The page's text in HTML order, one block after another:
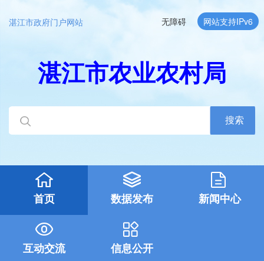
湛江市政府门户网站 无障碍 网站支持IPv6
湛江市农业农村局
搜索
首页 数据发布 新闻中心
互动交流 信息公开